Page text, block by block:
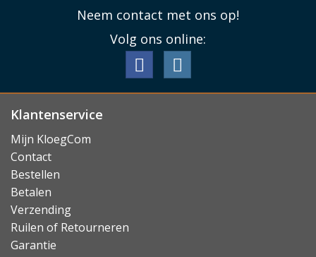
Neem contact met ons op!
Volg ons online:
Klantenservice
Mijn KloegCom
Contact
Bestellen
Betalen
Verzending
Ruilen of Retourneren
Garantie